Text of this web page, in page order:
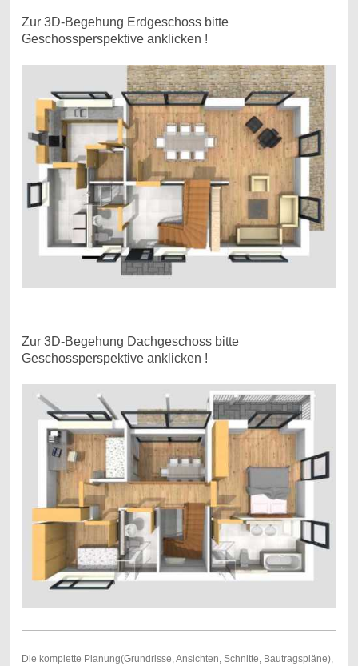
Zur 3D-Begehung Erdgeschoss bitte
Geschossperspektive anklicken !
Zur 3D-Begehung Dachgeschoss bitte
Geschossperspektive anklicken !
Die komplette Planung(Grundrisse, Ansichten, Schnitte, Bautragspläne),